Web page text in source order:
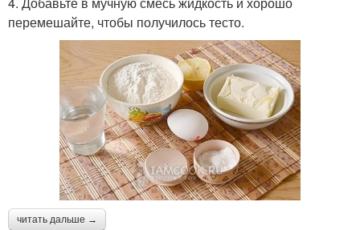
перемешайте, чтобы получилось тесто.
читать дальше →